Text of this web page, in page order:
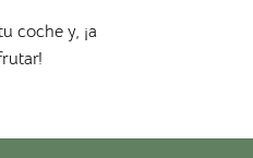
coche y, ¡a